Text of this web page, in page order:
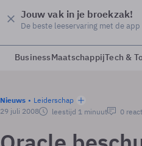
Jouw vak in je broekzak!
De beste leeservaring met de app
BusinessMaatschappijTech &
Nieuws
Leiderschap
29 juli 2008
leestijd 1 minuut 0